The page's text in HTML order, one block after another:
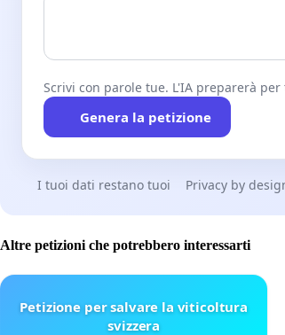
Scrivi con parole tue. L'IA preparerà
Genera la petizione
I tuoi dati restano tuoi Privacy by
Altre petizioni che potrebbero interessarti
Petizione per salvare la viticoltura
svizzera